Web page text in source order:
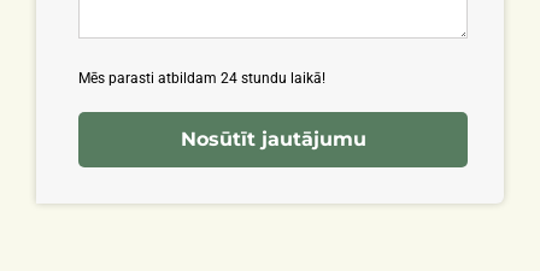
Mēs parasti atbildam 24 stundu laikā!